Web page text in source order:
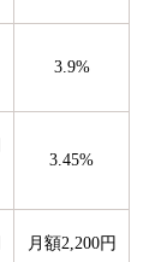
3.9%
3.45%
月額2,200円